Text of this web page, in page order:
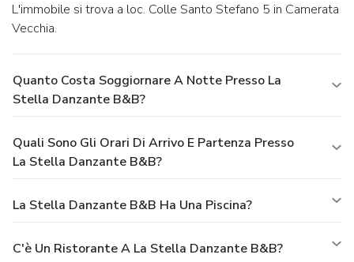
L'immobile si trova a loc. Colle Santo Stefano 5 in Camerata
Vecchia.
Quanto Costa Soggiornare A Notte Presso La
Stella Danzante B&B?
Quali Sono Gli Orari Di Arrivo E Partenza Presso
La Stella Danzante B&B?
La Stella Danzante B&B Ha Una Piscina?
C'è Un Ristorante A La Stella Danzante B&B?